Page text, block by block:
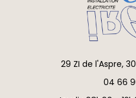
29 ZI de l'Aspre,
04 66